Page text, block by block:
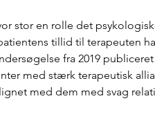
stor en rolle det
tillid til terapeuten
fra 2019
med stærk terapeutisk
med dem med svag